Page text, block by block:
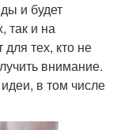
и будет
так и на
тех, кто не
внимание.
в том числе